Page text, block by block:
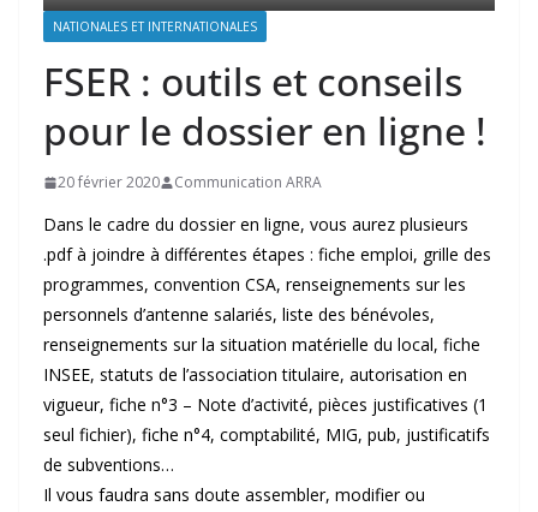
NATIONALES ET INTERNATIONALES
FSER : outils et conseils
pour le dossier en ligne !
20 février 2020 Communication ARRA
Dans le cadre du dossier en ligne, vous aurez plusieurs
.pdf à joindre à différentes étapes : fiche emploi, grille des
programmes, convention CSA, renseignements sur les
personnels d’antenne salariés, liste des bénévoles,
renseignements sur la situation matérielle du local, fiche
INSEE, statuts de l’association titulaire, autorisation en
vigueur, fiche n°3 – Note d’activité, pièces justificatives (1
seul fichier), fiche n°4, comptabilité, MIG, pub, justificatifs
de subventions…
Il vous faudra sans doute assembler, modifier ou